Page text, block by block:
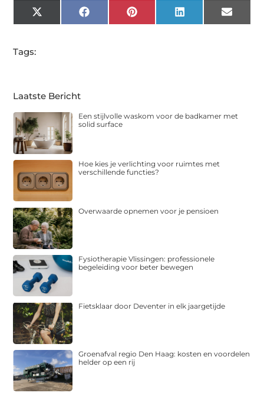
X
(Twitter)
FacebookPinterest LinkedIn Email
Tags:
Laatste Bericht
Een stijlvolle waskom voor de badkamer met
solid surface
Hoe kies je verlichting voor ruimtes met
verschillende functies?
Overwaarde opnemen voor je pensioen
Fysiotherapie Vlissingen: professionele
begeleiding voor beter bewegen
Fietsklaar door Deventer in elk jaargetijde
Groenafval regio Den Haag: kosten en voordelen
helder op een rij